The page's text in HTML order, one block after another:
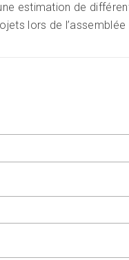
estimation de
lors de l’assemblée